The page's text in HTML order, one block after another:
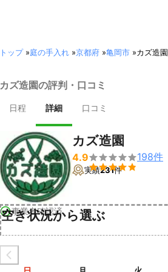
トップ»庭の手入れ »京都府 »亀岡市 »カズ造園
カズ造園の評判・口コミ
日程 詳細 口コミ
事業者確認済
カズ造園
4.9

198件
実績231件
空き状況から選ぶ